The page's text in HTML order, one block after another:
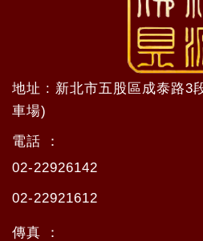
地址 : 新北市五股區成泰路3
車場)
電話 ：
02-22926142
02-22921612
傳真 ：